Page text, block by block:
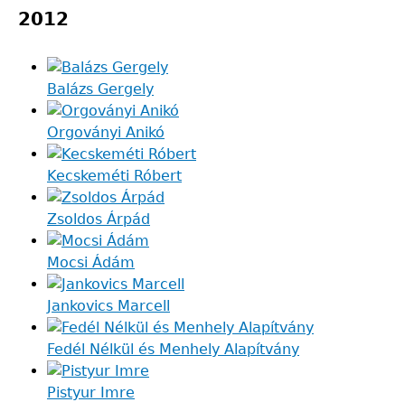
2012
Balázs Gergely
Orgoványi Anikó
Kecskeméti Róbert
Zsoldos Árpád
Mocsi Ádám
Jankovics Marcell
Fedél Nélkül és Menhely Alapítvány
Pistyur Imre